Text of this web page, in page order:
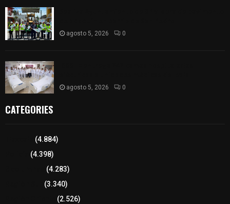
agosto 5, 2026 0
agosto 5, 2026 0
CATEGORIES
(4.884)
(4.398)
(4.283)
(3.340)
(2.526)